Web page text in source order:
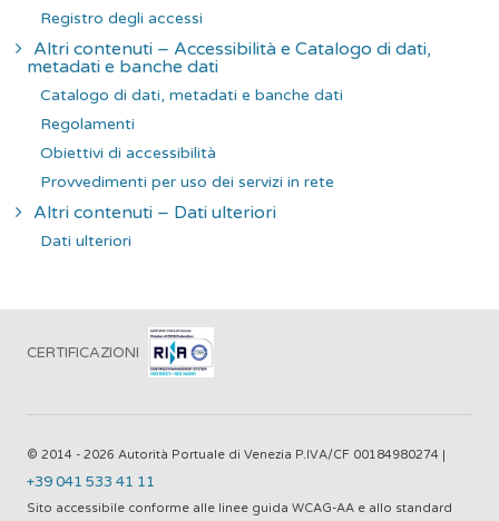
Registro degli accessi
Altri contenuti – Accessibilità e Catalogo di dati,
metadati e banche dati
Catalogo di dati, metadati e banche dati
Regolamenti
Obiettivi di accessibilità
Provvedimenti per uso dei servizi in rete
Altri contenuti – Dati ulteriori
Dati ulteriori
CERTIFICAZIONI
© 2014 - 2026 Autorità Portuale di Venezia P.IVA/CF 00184980274 |
+39 041 533 41 11
Sito accessibile conforme alle linee guida WCAG-AA e allo standard